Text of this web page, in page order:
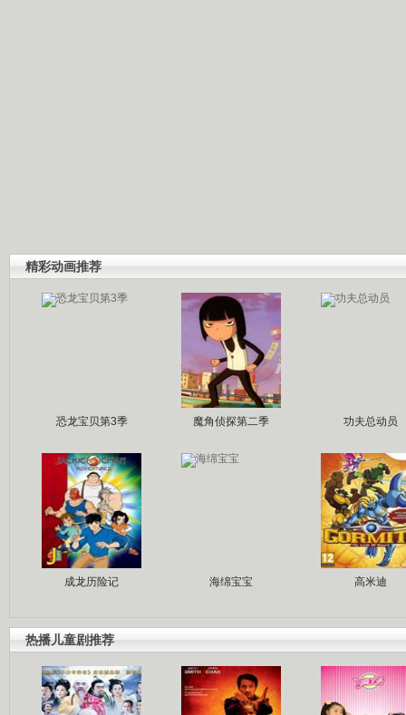
精彩动画推荐
恐龙宝贝第3季 魔角侦探第二季 功夫总动员
成龙历险记 海绵宝宝 高米迪
热播儿童剧推荐